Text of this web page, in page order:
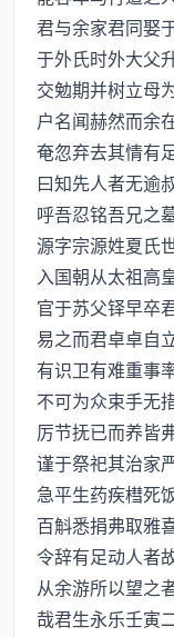
君与余家君同娶
于外氏时外大父
交勉期并树立母
户名闻赫然而余
奄忽弃去其情有
曰知先人者无逾
呼吾忍铭吾兄之
源字宗源姓夏氏
入国朝从太祖高
官于苏父铎早卒
易之而君卓卓自
有识卫有难重事
不可为众束手无
厉节抚已而养皆
谨于祭祀其治家
急平生药疾槥死
百斛悉捐弗取雅
令辞有足动人者
从余游所以望之
哉君生永乐壬寅